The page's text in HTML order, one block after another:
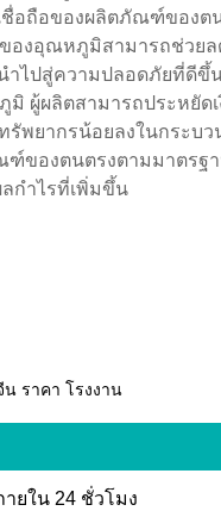
อถือของผลิตภัณฑ์ของต
งอุณหภูมิสามารถช่วยล
ไปสู่ความปลอดภัยที่ดีขึ้
ผู้ผลิตสามารถประหยัด
พยากรน้อยลงในกระบว
ฑ์ของตนตรงตามมาตร
กำไรที่เพิ่มขึ้น
ราคา โรงงาน
ยใน 24 ชั่วโมง